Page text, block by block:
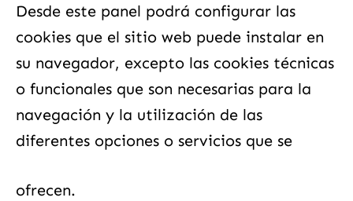
Desde este panel podrá configurar las
cookies que el sitio web puede instalar en
su navegador, excepto las cookies técnicas
o funcionales que son necesarias para la
navegación y la utilización de las
diferentes opciones o servicios que se
ofrecen.